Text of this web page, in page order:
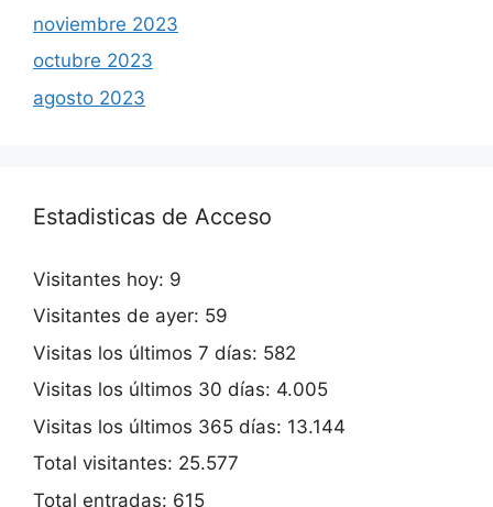
noviembre 2023
octubre 2023
agosto 2023
Estadisticas de Acceso
Visitantes hoy: 9
Visitantes de ayer: 59
Visitas los últimos 7 días: 582
Visitas los últimos 30 días: 4.005
Visitas los últimos 365 días: 13.144
Total visitantes: 25.577
Total entradas: 615